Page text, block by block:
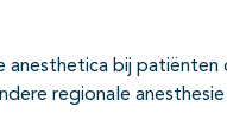
anesthetica bij patiënten
regionale anesthesie